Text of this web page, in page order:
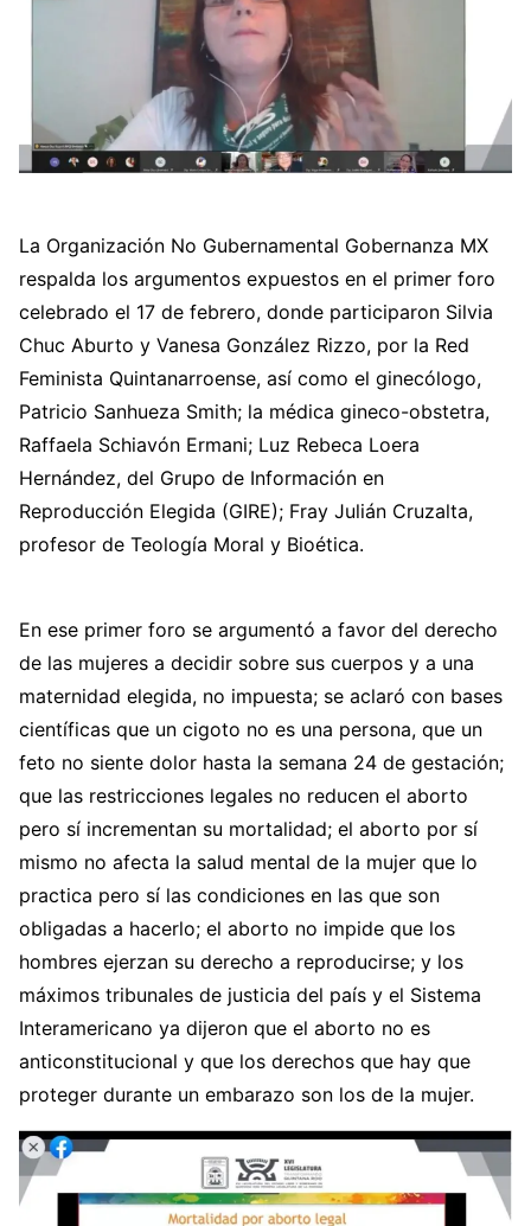
La Organización No Gubernamental Gobernanza MX
respalda los argumentos expuestos en el primer foro
celebrado el 17 de febrero, donde participaron Silvia
Chuc Aburto y Vanesa González Rizzo, por la Red
Feminista Quintanarroense, así como el ginecólogo,
Patricio Sanhueza Smith; la médica gineco-obstetra,
Raffaela Schiavón Ermani; Luz Rebeca Loera
Hernández, del Grupo de Información en
Reproducción Elegida (GIRE); Fray Julián Cruzalta,
profesor de Teología Moral y Bioética.
En ese primer foro se argumentó a favor del derecho
de las mujeres a decidir sobre sus cuerpos y a una
maternidad elegida, no impuesta; se aclaró con bases
científicas que un cigoto no es una persona, que un
feto no siente dolor hasta la semana 24 de gestación;
que las restricciones legales no reducen el aborto
pero sí incrementan su mortalidad; el aborto por sí
mismo no afecta la salud mental de la mujer que lo
practica pero sí las condiciones en las que son
obligadas a hacerlo; el aborto no impide que los
hombres ejerzan su derecho a reproducirse; y los
máximos tribunales de justicia del país y el Sistema
Interamericano ya dijeron que el aborto no es
anticonstitucional y que los derechos que hay que
proteger durante un embarazo son los de la mujer.